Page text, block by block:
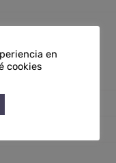
en
cookies